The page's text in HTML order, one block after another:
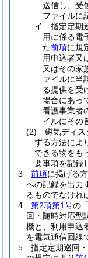
送信し、受
ファイルに
イ
指定定期
用に係る電
た前項に規
用申込者又
又はその家
ァイルに当
る提供を受
場合にあっ
看護事業者
イルにその
(2)
磁気ディス
ずる方法によ
できる物をも
要事項を記録
3
前項に掲げる
への記録を出力
るものでなけれ
4
第2項第1号の
回・随時対応型
機と、利用申込
を電気通信回線
5
指定定期巡回